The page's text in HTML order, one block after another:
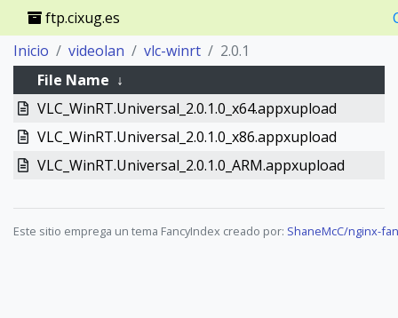
ftp.cixug.es
Inicio
videolan vlc-winrt
2.0.1
File Name ↓
VLC_WinRT.Universal_2.0.1.0_x64.appxupload
VLC_WinRT.Universal_2.0.1.0_x86.appxupload
VLC_WinRT.Universal_2.0.1.0_ARM.appxupload
Este sitio emprega un tema FancyIndex creado por: ShaneMcC/nginx-